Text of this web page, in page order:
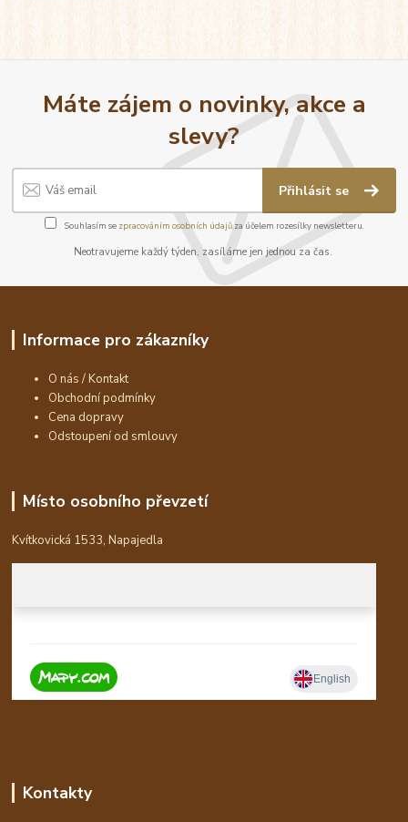
Máte zájem o novinky, akce a
slevy?
Přihlásit se
Souhlasím se zpracováním osobních údajůza účelem rozesílky newsletteru.
Neotravujeme každý týden, zasíláme jen jednou za čas.
Informace pro zákazníky
O nás / Kontakt
Obchodní podmínky
Cena dopravy
Odstoupení od smlouvy
Místo osobního převzetí
Kvítkovická 1533, Napajedla
Kontakty